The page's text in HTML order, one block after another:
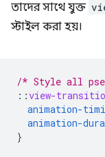
তাদের সাথে যুক্ত
স্টাইল করা হয়।
/* Style all
::view-
animation-
animation-
}